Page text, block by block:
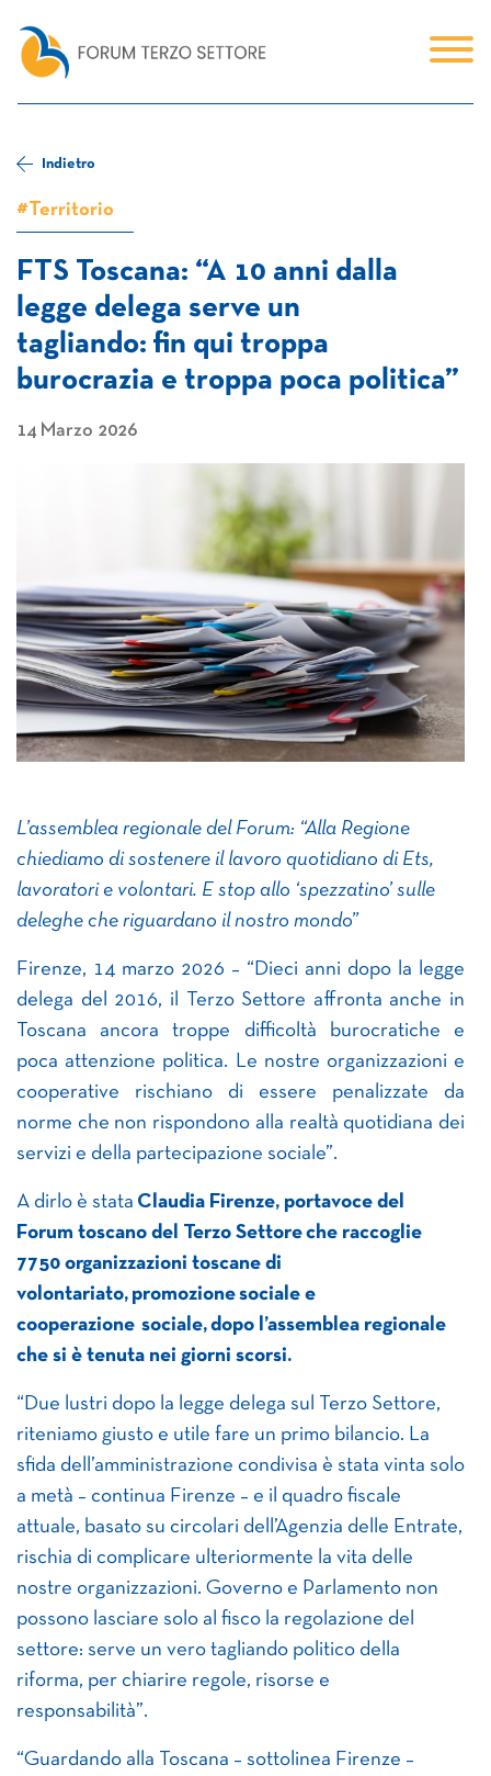
Indietro
#Territorio
FTS Toscana: “A 10 anni dalla
legge delega serve un
tagliando: fin qui troppa
burocrazia e troppa poca politica”
14 Marzo 2026
L’assemblea regionale del Forum: “Alla Regione
chiediamo di sostenere il lavoro quotidiano di Ets,
lavoratori e volontari. E stop allo ‘spezzatino’ sulle
deleghe che riguardano il nostro mondo”
Firenze, 14 marzo 2026 – “Dieci anni dopo la legge
delega del 2016, il Terzo Settore affronta anche in
Toscana ancora troppe difficoltà burocratiche e
poca attenzione politica. Le nostre organizzazioni e
cooperative rischiano di essere penalizzate da
norme che non rispondono alla realtà quotidiana dei
servizi e della partecipazione sociale”.
A dirlo è stata Claudia Firenze, portavoce del
Forum toscano del Terzo Settore che raccoglie
7750 organizzazioni toscane di
volontariato, promozione sociale e
cooperazione sociale, dopo l’assemblea regionale
che si è tenuta nei giorni scorsi.
“Due lustri dopo la legge delega sul Terzo Settore,
riteniamo giusto e utile fare un primo bilancio. La
sfida dell’amministrazione condivisa è stata vinta solo
a metà – continua Firenze – e il quadro fiscale
attuale, basato su circolari dell’Agenzia delle Entrate,
rischia di complicare ulteriormente la vita delle
nostre organizzazioni. Governo e Parlamento non
possono lasciare solo al fisco la regolazione del
settore: serve un vero tagliando politico della
riforma, per chiarire regole, risorse e
responsabilità”.
“Guardando alla Toscana – sottolinea Firenze –